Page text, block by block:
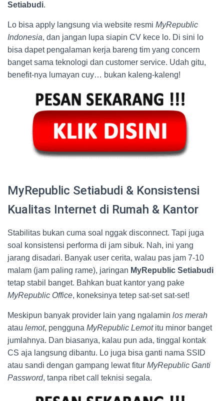
Setiabudi.
Lo bisa apply langsung via website resmi MyRepublic
Indonesia, dan jangan lupa siapin CV kece lo. Di sini lo
bisa dapet pengalaman kerja bareng tim yang concern
banget sama teknologi dan customer service. Udah gitu,
benefit-nya lumayan cuy… bukan kaleng-kaleng!
MyRepublic Setiabudi & Konsistensi
Kualitas Internet di Rumah & Kantor
Stabilitas bukan cuma soal nggak disconnect. Tapi juga
soal konsistensi performa di jam sibuk. Nah, ini yang
jarang disadari. Banyak user cerita, walau pas jam 7-10
malam (jam paling rame), jaringan MyRepublic Setiabudi
tetap stabil banget. Bahkan buat kantor yang pake
MyRepublic Office, koneksinya tetep sat-set sat-set!
Meskipun banyak provider lain yang ngalamin los merah
atau lemot, pengguna MyRepublic Lemotitu minor banget
jumlahnya. Dan biasanya, kalau pun ada, tinggal kontak
CS aja langsung dibantu. Lo juga bisa ganti nama SSID
atau sandi dengan gampang lewat fitur MyRepublic Ganti
Password, tanpa ribet call teknisi segala.